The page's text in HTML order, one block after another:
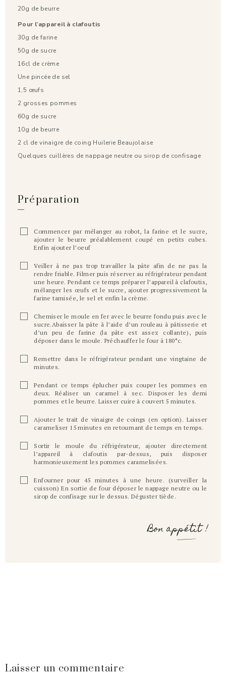
20g de beurre
Pour l’appareil à clafoutis
30g de farine
50g de sucre
16cl de crème
Une pincée de sel
1,5 œufs
2 grosses pommes
60g de sucre
10g de beurre
2 cl de vinaigre de coing Huilerie Beaujolaise
Quelques cuillères de nappage neutre ou sirop de confisage
Préparation
Commencer par mélanger au robot, la farine et le sucre,
ajouter le beurre préalablement coupé en petits cubes.
Enfin ajouter l’oeuf
Veiller à ne pas trop travailler la pâte afin de ne pas la
rendre friable. Filmer puis réserver au réfrigérateur pendant
une heure. Pendant ce temps préparer l’appareil à clafoutis,
mélanger les œufs et le sucre, ajouter progressivement la
farine tamisée, le sel et enfin la crème.
Chemiser le moule en fer avec le beurre fondu puis avec le
sucre.Abaisser la pâte à l’aide d’un rouleau à pâtisserie et
d’un peu de farine (la pâte est assez collante), puis
déposer dans le moule. Préchauffer le four à 180°c.
Remettre dans le réfrigérateur pendant une vingtaine de
minutes.
Pendant ce temps éplucher puis couper les pommes en
deux. Réaliser un caramel à sec. Disposer les demi
pommes et le beurre. Laisser cuire à couvert 5 minutes.
Ajouter le trait de vinaigre de coings (en option). Laisser
carameliser 15 minutes en retournant de temps en temps.
Sortir le moule du réfrigérateur, ajouter directement
l’appareil à clafoutis par-dessus, puis disposer
harmonieusement les pommes caramelisées.
Enfourner pour 45 minutes à une heure. (surveiller la
cuisson) En sortie de four déposer le nappage neutre ou le
sirop de confisage sur le dessus. Déguster tiède.
Bon appétit !
Laisser un commentaire